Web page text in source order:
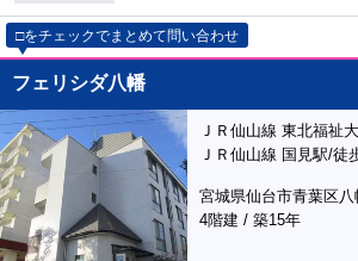
□をチェックでまとめて問い合わせ
フェリシダ八幡
ＪＲ仙山線 東北福祉
ＪＲ仙山線 国見駅/徒
宮城県仙台市青葉区
4階建 / 築15年